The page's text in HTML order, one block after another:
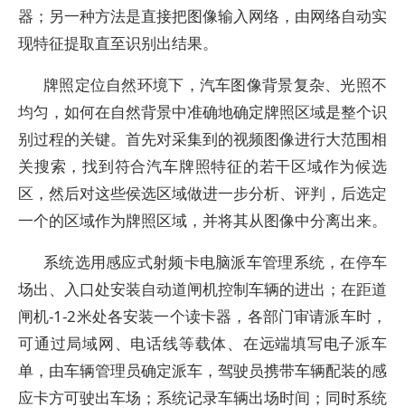
器；另一种方法是直接把图像输入网络，由网络自动实
现特征提取直至识别出结果。
牌照定位自然环境下，汽车图像背景复杂、光照不
均匀，如何在自然背景中准确地确定牌照区域是整个识
别过程的关键。首先对采集到的视频图像进行大范围相
关搜索，找到符合汽车牌照特征的若干区域作为候选
区，然后对这些侯选区域做进一步分析、评判，后选定
一个的区域作为牌照区域，并将其从图像中分离出来。
系统选用感应式射频卡电脑派车管理系统，在停车
场出、入口处安装自动道闸机控制车辆的进出；在距道
闸机-1-2米处各安装一个读卡器，各部门审请派车时，
可通过局域网、电话线等载体、在远端填写电子派车
单，由车辆管理员确定派车，驾驶员携带车辆配装的感
应卡方可驶出车场；系统记录车辆出场时间；同时系统